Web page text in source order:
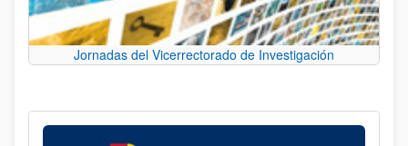
Jornadas del Vicerrectorado de Investigación